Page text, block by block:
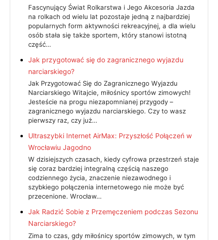
Fascynujący Świat Rolkarstwa i Jego Akcesoria Jazda
na rolkach od wielu lat pozostaje jedną z najbardziej
popularnych form aktywności rekreacyjnej, a dla wielu
osób stała się także sportem, który stanowi istotną
część…
Jak przygotować się do zagranicznego wyjazdu
narciarskiego?
Jak Przygotować Się do Zagranicznego Wyjazdu
Narciarskiego Witajcie, miłośnicy sportów zimowych!
Jesteście na progu niezapomnianej przygody –
zagranicznego wyjazdu narciarskiego. Czy to wasz
pierwszy raz, czy już…
Ultraszybki Internet AirMax: Przyszłość Połączeń w
Wrocławiu Jagodno
W dzisiejszych czasach, kiedy cyfrowa przestrzeń staje
się coraz bardziej integralną częścią naszego
codziennego życia, znaczenie niezawodnego i
szybkiego połączenia internetowego nie może być
przecenione. Wrocław…
Jak Radzić Sobie z Przemęczeniem podczas Sezonu
Narciarskiego?
Zima to czas, gdy miłośnicy sportów zimowych, w tym